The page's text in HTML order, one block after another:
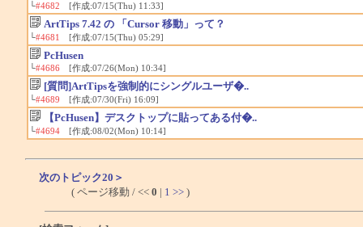
└#4682 [作成:07/15(Thu) 11:33]
ArtTips 7.42 の 「Cursor 移動」って？
└#4681 [作成:07/15(Thu) 05:29]
PcHusen
└#4686[作成:07/26(Mon) 10:34]
[質問]ArtTipsを強制的にシングルユーザ�..
└#4689 [作成:07/30(Fri) 16:09]
【PcHusen】デスクトップに貼ってある付�..
└#4694[作成:08/02(Mon) 10:14]
次のトピック20＞
( ページ移動 / << 0 | 1 >> )